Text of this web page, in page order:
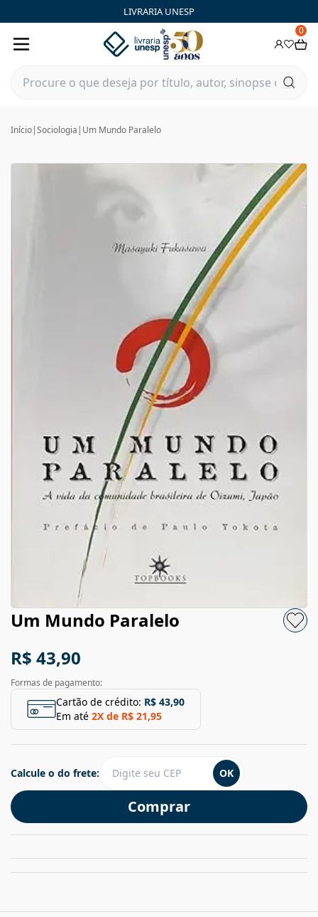
LIVRARIA UNESP
0
Início|Sociologia | Um Mundo Paralelo
Um Mundo Paralelo
R$ 43,90
Formas de pagamento:
Cartão de crédito: R$ 43,90
Em até 2X de R$ 21,95
Comprar
Calcule o do frete: OK